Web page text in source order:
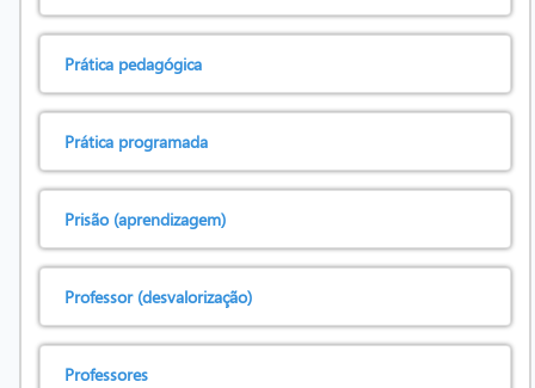
Prática pedagógica
Prática programada
Prisão (aprendizagem)
Professor (desvalorização)
Professores